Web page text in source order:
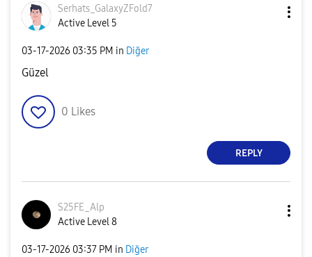
Serhats_GalaxyZFold7
Active Level 5
‎03-17-2026 03:35 PM in Diğer
Güzel
0 Likes
REPLY
S25FE_Alp
Active Level 8
‎03-17-2026 03:37 PM in Diğer